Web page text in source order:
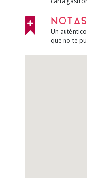
NOTAS
Un
que no te